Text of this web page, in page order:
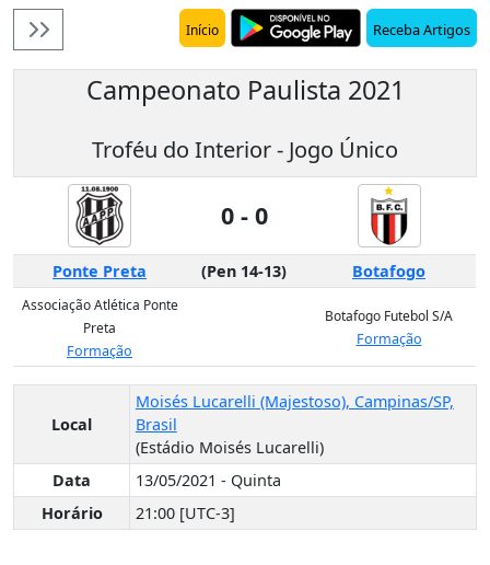
Receba Artigos
Início
Campeonato Paulista 2021
Troféu do Interior - Jogo Único
0 - 0
Ponte Preta (Pen 14-13) Botafogo
Associação Atlética Ponte
Preta
Formação
Botafogo Futebol S/A
Formação
Local
Moisés Lucarelli (Majestoso), Campinas/SP,
Brasil
(Estádio Moisés Lucarelli)
Data
13/05/2021 - Quinta
Horário
21:00 [UTC-3]